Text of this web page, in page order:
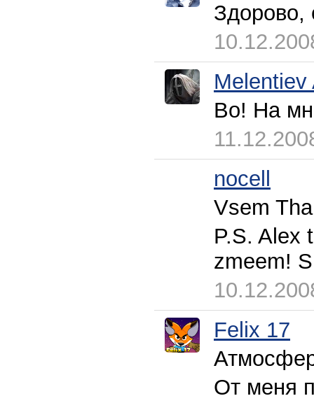
Здорово,
Melentiev
Во! На
nocell
Vsem
P.S. Alex
zmeem!
Felix 17
От меня